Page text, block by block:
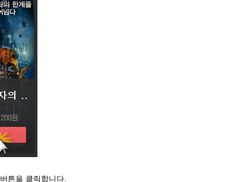
버튼을 클릭합니다.